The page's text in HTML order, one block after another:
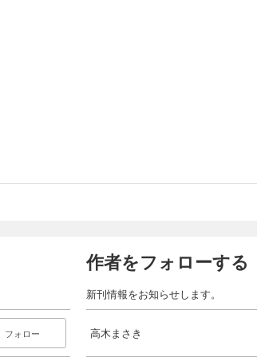
フォロー
作者をフォローする
新刊情報をお知らせします。
高木まさき